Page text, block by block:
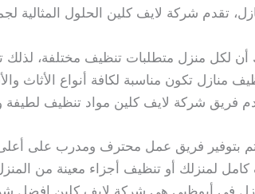
شركة لايف كلين الحلول المثالية
لكل منزل متطلبات تنظيف مختلفة،
تكون مناسبة لكافة أنواع الأثاث
شركة لايف كلين مواد تنظيف لطيفة
بتوفير فريق عمل محترف ومدرب على
لمنزلك أو تنظيف أجزاء معينة من